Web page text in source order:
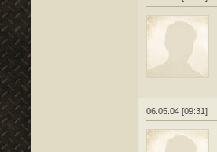
06.05.04 [09:31]